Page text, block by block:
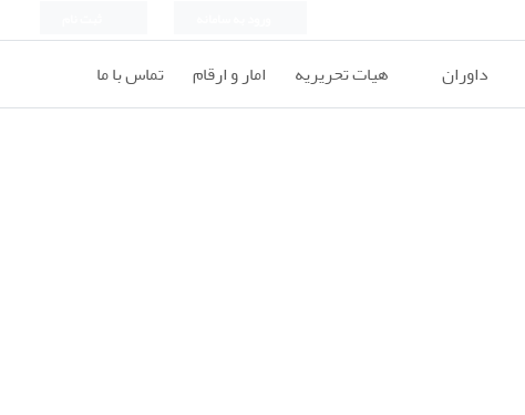
داوران هیات تحریریه امار و ارقام تماس با ما